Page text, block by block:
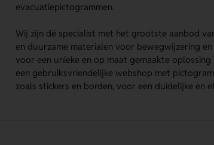
evacuatiepictogrammen.
Wij zijn dé specialist met het grootste aanbod
en duurzame materialen voor bewegwijzering
voor een unieke en op maat gemaakte
een gebruiksvriendelijke webshop met
zoals stickers en borden, voor een duidelijke en